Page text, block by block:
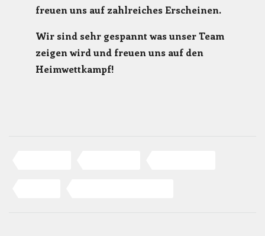
freuen uns auf zahlreiches Erscheinen.
Wir sind sehr gespannt was unser Team
zeigen wird und freuen uns auf den
Heimwettkampf!